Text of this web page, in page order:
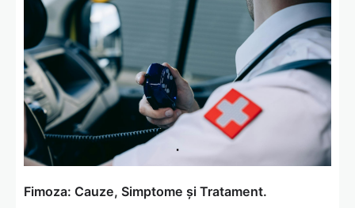
Fimoza: Cauze, Simptome și Tratament.